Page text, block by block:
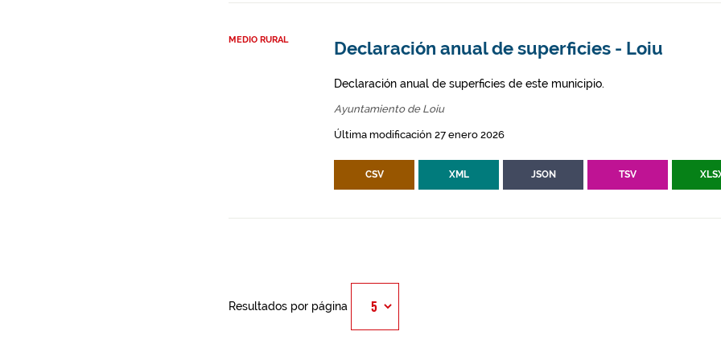
MEDIO RURAL Declaración anual de superficies - Loiu
Declaración anual de superficies de este municipio.
Ayuntamiento de Loiu
Última modificación 27 enero 2026
CSV XML JSON TSV
Resultados por página